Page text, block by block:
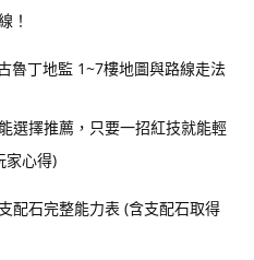
！
魯丁地監 1~7樓地圖與路線走法
選擇推薦，只要一招紅技就能輕
家心得)
配石完整能力表 (含支配石取得